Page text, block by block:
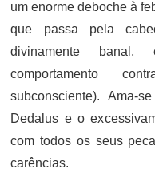
um enorme deboche à
que passa pela
divinamente
comportamento
subconsciente). Ama-
Dedalus e o
com todos os seus
carências.